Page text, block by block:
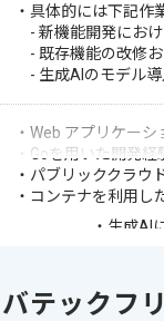
・具体的には下記作
- 新機能開発におけ
- 既存機能の改修
- 生成AIのモデル導
・Web アプリケー
・Goを用いた開発
・パブリッククラウ
・コンテナを利用し
・生成AI
※上記に似た経験やスキ
バテックフ